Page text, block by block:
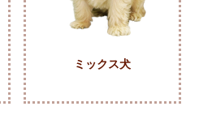
ミックス犬